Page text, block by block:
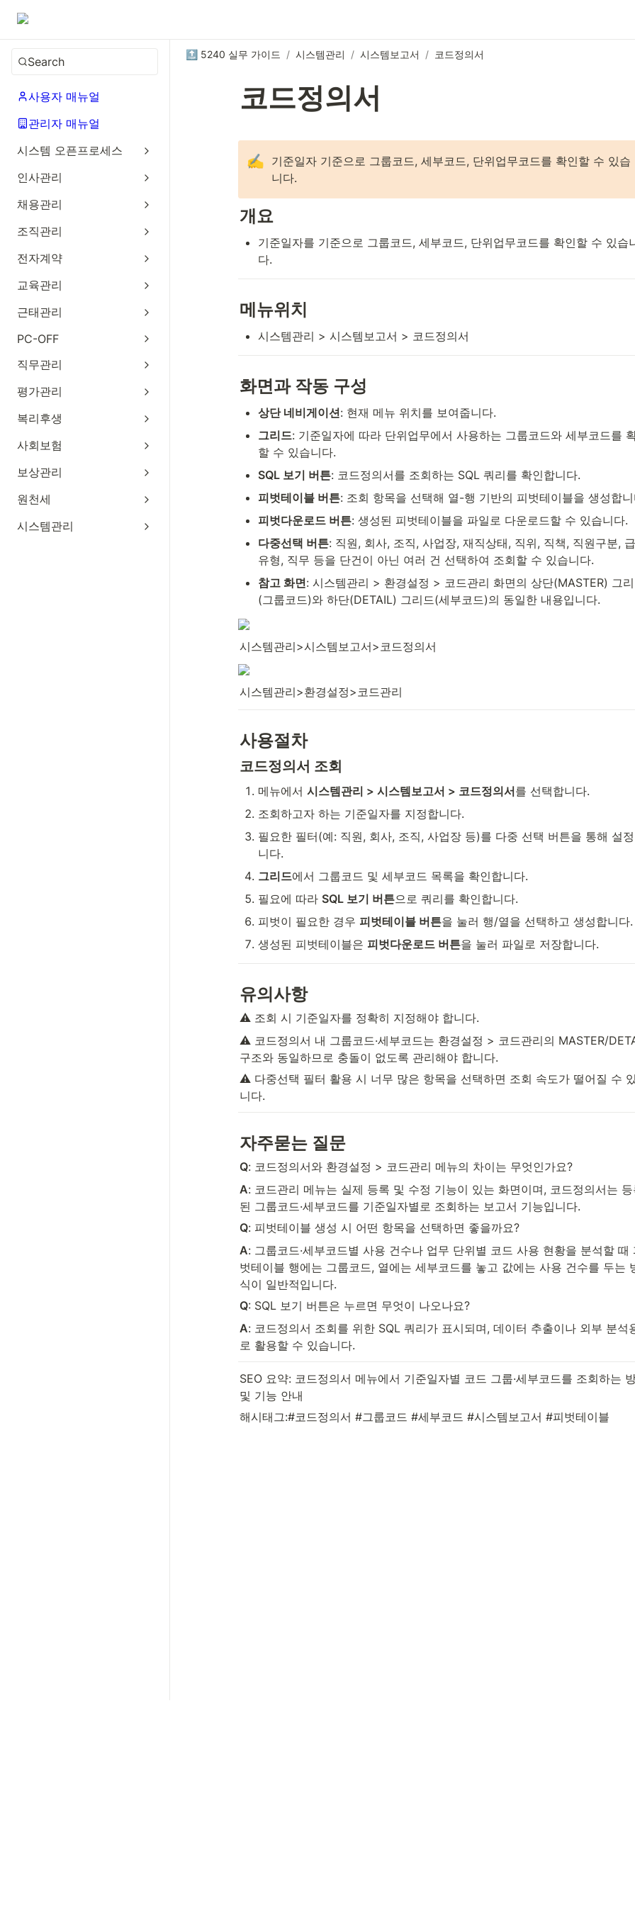
Search
사용자 매뉴얼
관리자 매뉴얼
시스템 오픈프로세스
인사관리
채용관리
조직관리
전자계약
교육관리
근태관리
PC-OFF
직무관리
평가관리
복리후생
사회보험
보상관리
원천세
시스템관리
🔝 5240 실무 가이드 / 시스템관리 / 시스템보고서 / 코드정의서
코드정의서
✍️ 기준일자 기준으로 그룹코드, 세부코드, 단위업무코드를 확인할 수 있습
니다.
개요
기준일자를 기준으로 그룹코드, 세부코드, 단위업무코드를 확인할 수 있습
다.
메뉴위치
시스템관리 > 시스템보고서 > 코드정의서
화면과 작동 구성
상단 네비게이션: 현재 메뉴 위치를 보여줍니다.
그리드: 기준일자에 따라 단위업무에서 사용하는 그룹코드와 세부코드를
할 수 있습니다.
SQL 보기 버튼: 코드정의서를 조회하는 SQL 쿼리를 확인합니다.
피벗테이블 버튼: 조회 항목을 선택해 열-행 기반의 피벗테이블을 생성합
피벗다운로드 버튼: 생성된 피벗테이블을 파일로 다운로드할 수 있습니다.
다중선택 버튼: 직원, 회사, 조직, 사업장, 재직상태, 직위, 직책, 직원구분,
유형, 직무 등을 단건이 아닌 여러 건 선택하여 조회할 수 있습니다.
참고 화면: 시스템관리 > 환경설정 > 코드관리 화면의 상단(MASTER) 그
(그룹코드)와 하단(DETAIL) 그리드(세부코드)의 동일한 내용입니다.
시스템관리>시스템보고서>코드정의서
시스템관리>환경설정>코드관리
사용절차
코드정의서 조회
메뉴에서 시스템관리 > 시스템보고서 > 코드정의서를 선택합니다.
조회하고자 하는 기준일자를 지정합니다.
필요한 필터(예: 직원, 회사, 조직, 사업장 등)를 다중 선택 버튼을 통해 설
니다.
그리드에서 그룹코드 및 세부코드 목록을 확인합니다.
필요에 따라 SQL 보기 버튼으로 쿼리를 확인합니다.
피벗이 필요한 경우 피벗테이블 버튼을 눌러 행/열을 선택하고 생성합니다.
생성된 피벗테이블은 피벗다운로드 버튼을 눌러 파일로 저장합니다.
유의사항
⚠️ 조회 시 기준일자를 정확히 지정해야 합니다.
⚠️ 코드정의서 내 그룹코드·세부코드는 환경설정 > 코드관리의 MASTER/
구조와 동일하므로 충돌이 없도록 관리해야 합니다.
⚠️ 다중선택 필터 활용 시 너무 많은 항목을 선택하면 조회 속도가 떨어질 수
니다.
자주묻는 질문
Q: 코드정의서와 환경설정 > 코드관리 메뉴의 차이는 무엇인가요?
A: 코드관리 메뉴는 실제 등록 및 수정 기능이 있는 화면이며, 코드정의서는
된 그룹코드·세부코드를 기준일자별로 조회하는 보고서 기능입니다.
Q: 피벗테이블 생성 시 어떤 항목을 선택하면 좋을까요?
A: 그룹코드·세부코드별 사용 건수나 업무 단위별 코드 사용 현황을 분석할 때
벗테이블 행에는 그룹코드, 열에는 세부코드를 놓고 값에는 사용 건수를 두는
식이 일반적입니다.
Q: SQL 보기 버튼은 누르면 무엇이 나오나요?
A: 코드정의서 조회를 위한 SQL 쿼리가 표시되며, 데이터 추출이나 외부 분석
로 활용할 수 있습니다.
SEO 요약: 코드정의서 메뉴에서 기준일자별 코드 그룹·세부코드를 조회하는
및 기능 안내
해시태그:#코드정의서 #그룹코드 #세부코드 #시스템보고서 #피벗테이블